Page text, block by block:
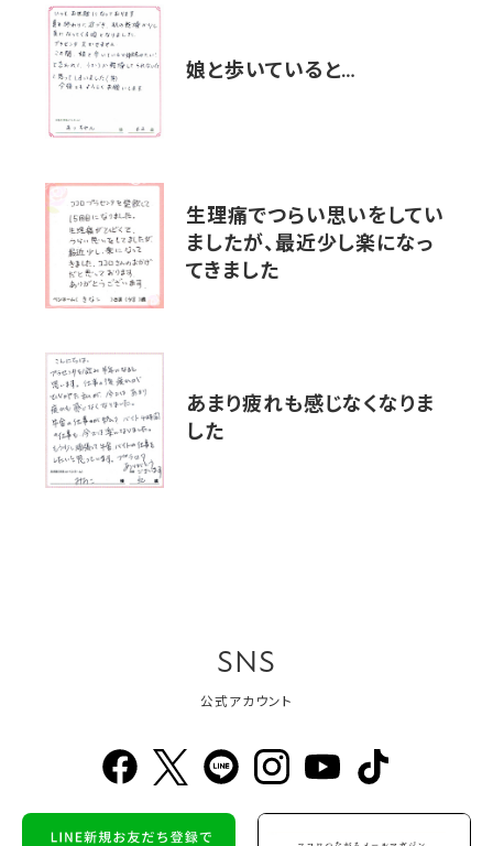
娘と歩いていると…
生理痛でつらい思いをしてい
ましたが、最近少し楽になっ
てきました
あまり疲れも感じなくなりま
した
SNS
公式アカウント